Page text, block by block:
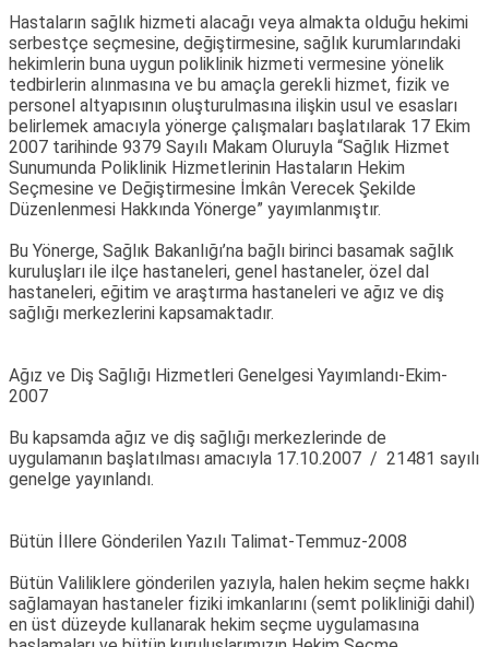
Hastaların sağlık hizmeti alacağı veya almakta olduğu hekimi
serbestçe seçmesine, değiştirmesine, sağlık kurumlarındaki
hekimlerin buna uygun poliklinik hizmeti vermesine yönelik
tedbirlerin alınmasına ve bu amaçla gerekli hizmet, fizik ve
personel altyapısının oluşturulmasına ilişkin usul ve esasları
belirlemek amacıyla yönerge çalışmaları başlatılarak 17 Ekim
2007 tarihinde 9379 Sayılı Makam Oluruyla “Sağlık Hizmet
Sunumunda Poliklinik Hizmetlerinin Hastaların Hekim
Seçmesine ve Değiştirmesine İmkân Verecek Şekilde
Düzenlenmesi Hakkında Yönerge” yayımlanmıştır.
Bu Yönerge, Sağlık Bakanlığı’na bağlı birinci basamak sağlık
kuruluşları ile ilçe hastaneleri, genel hastaneler, özel dal
hastaneleri, eğitim ve araştırma hastaneleri ve ağız ve diş
sağlığı merkezlerini kapsamaktadır.
Ağız ve Diş Sağlığı Hizmetleri Genelgesi Yayımlandı-Ekim-
2007
Bu kapsamda ağız ve diş sağlığı merkezlerinde de
uygulamanın başlatılması amacıyla 17.10.2007 / 21481 sayılı
genelge yayınlandı.
Bütün İllere Gönderilen Yazılı Talimat-Temmuz-2008
Bütün Valiliklere gönderilen yazıyla, halen hekim seçme hakkı
sağlamayan hastaneler fiziki imkanlarını (semt polikliniği dahil)
en üst düzeyde kullanarak hekim seçme uygulamasına